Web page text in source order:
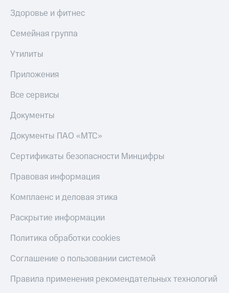
Здоровье и фитнес
Семейная группа
Утилиты
Приложения
Все сервисы
Документы
Документы ПАО «МТС»
Сертификаты безопасности Минцифры
Правовая информация
Комплаенс и деловая этика
Раскрытие информации
Политика обработки cookies
Соглашение о пользовании системой
Правила применения рекомендательных технологий